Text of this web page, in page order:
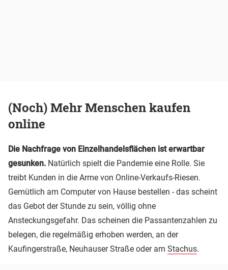
(Noch) Mehr Menschen kaufen
online
Die Nachfrage von Einzelhandelsflächen ist erwartbar
gesunken. Natürlich spielt die Pandemie eine Rolle. Sie
treibt Kunden in die Arme von Online-Verkaufs-Riesen.
Gemütlich am Computer von Hause bestellen - das scheint
das Gebot der Stunde zu sein, völlig ohne
Ansteckungsgefahr. Das scheinen die Passantenzahlen zu
belegen, die regelmäßig erhoben werden, an der
Kaufingerstraße, Neuhauser Straße oder am Stachus.